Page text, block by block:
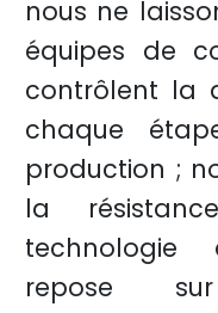
nous ne
équipes de
contrôlent la
chaque
production ;
la
repose